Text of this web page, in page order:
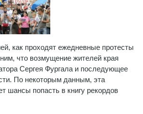
как проходят ежедневные протесты
что возмущение жителей края
Сергея Фургала и последующее
По некоторым данным, эта
шансы попасть в книгу рекордов